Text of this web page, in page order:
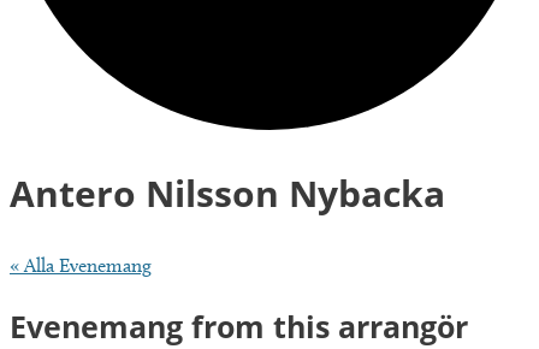
Antero Nilsson Nybacka
« Alla Evenemang
Evenemang from this arrangör